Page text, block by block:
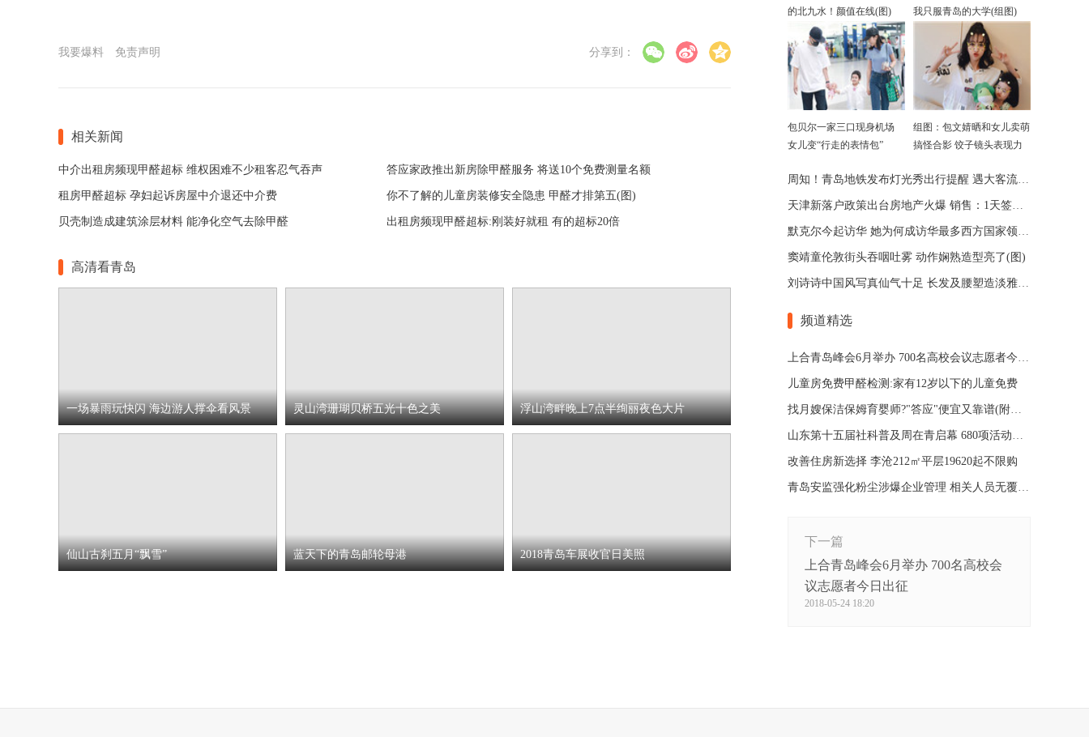
我要爆料 免责声明 分享到：
相关新闻
中介出租房频现甲醛超标 维权困难不少租客忍气吞声 答应家政推出新房除甲醛服务 将送10个免费测量名额
租房甲醛超标 孕妇起诉房屋中介退还中介费 你不了解的儿童房装修安全隐患 甲醛才排第五(图)
贝壳制造成建筑涂层材料 能净化空气去除甲醛 出租房频现甲醛超标:刚装好就租 有的超标20倍
高清看青岛
一场暴雨玩快闪 海边游人撑伞看风景 灵山湾珊瑚贝桥五光十色之美 浮山湾畔晚上7点半绚丽夜色大片
仙山古刹五月“飘雪” 蓝天下的青岛邮轮母港 2018青岛车展收官日美照
的北九水！颜值在线(图)
我只服青岛的大学(组图)
包贝尔一家三口现身机场
女儿变“行走的表情包”
组图：包文婧晒和女儿卖萌
搞怪合影 饺子镜头表现力
周知！青岛地铁发布灯光秀出行提醒 遇大客流将越站
天津新落户政策出台房地产火爆 销售：1天签约25套
默克尔今起访华 她为何成访华最多西方国家领导人
窦靖童伦敦街头吞咽吐雾 动作娴熟造型亮了(图)
刘诗诗中国风写真仙气十足 长发及腰塑造淡雅女人
频道精选
上合青岛峰会6月举办 700名高校会议志愿者今日出征
儿童房免费甲醛检测:家有12岁以下的儿童免费
找月嫂保洁保姆育婴师?"答应"便宜又靠谱(附福利)
山东第十五届社科普及周在青启幕 680项活动等你参与
改善住房新选择 李沧212㎡平层19620起不限购
青岛安监强化粉尘涉爆企业管理 相关人员无覆盖培训
下一篇
上合青岛峰会6月举办 700名高校会
议志愿者今日出征
2018-05-24 18:20